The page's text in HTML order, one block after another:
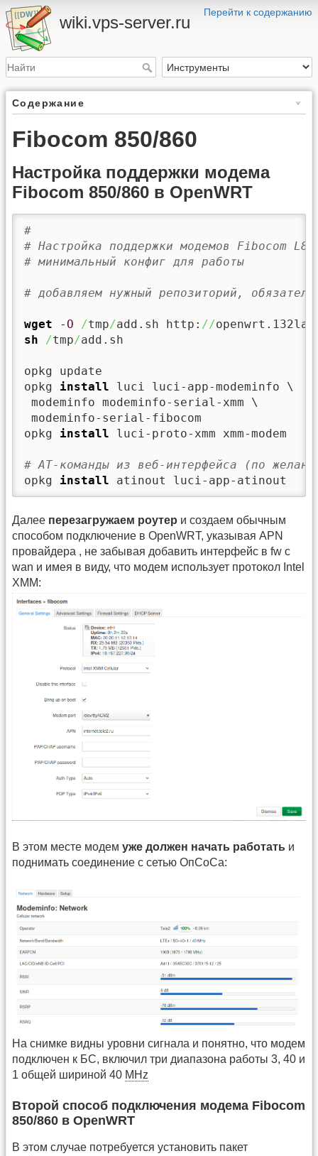
Перейти к содержанию
wiki.vps-server.ru
Содержание
Fibocom 850/860
Настройка поддержки модема
Fibocom 850/860 в OpenWRT
#
# Настройка поддержки модемов Fibocom
# минимальный конфиг для работы
# добавляем нужный репозиторий,
wget -O /tmp/add.sh http: //
sh
/tmp/add.sh
opkg update
opkg install luci luci-app-modeminfo \
modeminfo modeminfo-serial-xmm \
modeminfo-serial-fibocom
opkg install luci-proto-xmm xmm-modem
# AT-команды из веб-интерфейса (по
opkg install atinout luci-app-atinout
Далее перезагружаем роутер и создаем обычным
способом подключение в OpenWRT, указывая APN
провайдера , не забывая добавить интерфейс в fw с
wan и имея в виду, что модем использует протокол Intel
XMM:
В этом месте модем уже должен начать работать и
поднимать соединение с сетью ОпСоСа:
На снимке видны уровни сигнала и понятно, что модем
подключен к БС, включил три диапазона работы 3, 40 и
1 общей шириной 40 MHz
Второй способ подключения модема Fibocom
850/860 в OpenWRT
В этом случае потребуется установить пакет